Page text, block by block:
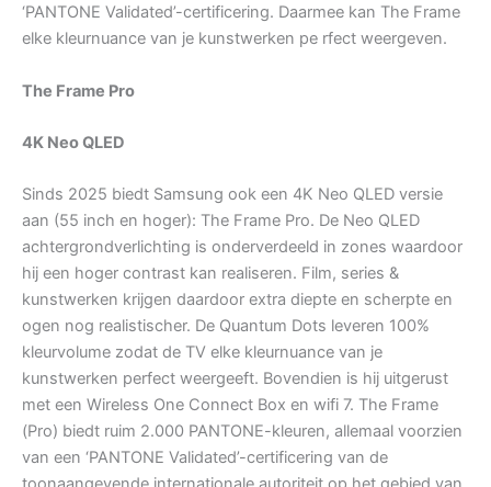
‘PANTONE Validated’-certificering. Daarmee kan The Frame
elke kleurnuance van je kunstwerken pe rfect weergeven.
The Frame Pro
4K Neo QLED
Sinds 2025 biedt Samsung ook een 4K Neo QLED versie
aan (55 inch en hoger): The Frame Pro. De Neo QLED
achtergrondverlichting is onderverdeeld in zones waardoor
hij een hoger contrast kan realiseren. Film, series &
kunstwerken krijgen daardoor extra diepte en scherpte en
ogen nog realistischer. De Quantum Dots leveren 100%
kleurvolume zodat de TV elke kleurnuance van je
kunstwerken perfect weergeeft. Bovendien is hij uitgerust
met een Wireless One Connect Box en wifi 7. The Frame
(Pro) biedt ruim 2.000 PANTONE-kleuren, allemaal voorzien
van een ‘PANTONE Validated’-certificering van de